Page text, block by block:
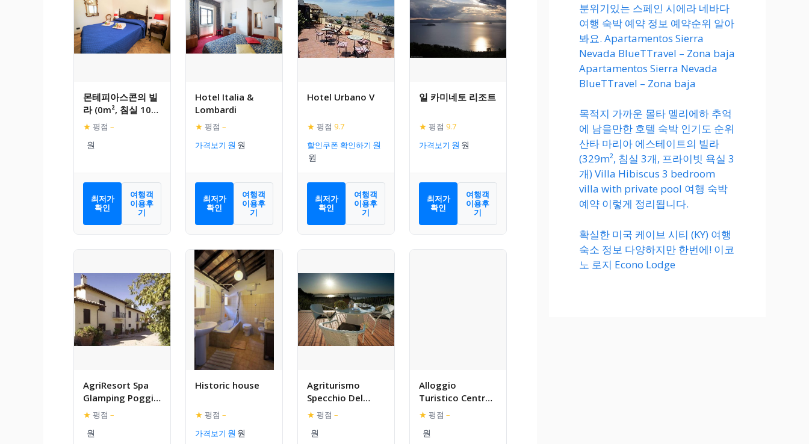
몬테피아스콘의 빌
라 (0m², 침실 10
개, 프라이빗 욕실 6
개)
★ 평점 –
최저가
확인
여행객
이용후
기
Hotel Italia &
Lombardi
★ 평점 –
가격보기
최저가
확인
여행객
이용후
기
Hotel Urbano V
★ 평점 9.7
할인쿠폰 확인하기
최저가
확인
여행객
이용후
기
일 카미네토 리조트
★ 평점 9.7
가격보기
최저가
확인
여행객
이용후
기
AgriResort Spa
Glamping Poggio
Di Montedoro
★ 평점 –
Historic house
★ 평점 –
가격보기
Agriturismo
Specchio Del
Lago
★ 평점 –
Alloggio
Turistico Centro
Storico
Malatesta
★ 평점 –
분위기있는 스페인 시에라 네바다
여행 숙박 예약 정보 예약순위 알아
봐요. Apartamentos Sierra
Nevada BlueTTravel – Zona baja
Apartamentos Sierra Nevada
BlueTTravel – Zona baja
목적지 가까운 몰타 멜리에하 추억
에 남을만한 호텔 숙박 인기도 순위
산타 마리아 에스테이트의 빌라
(329m², 침실 3개, 프라이빗 욕실 3
개) Villa Hibiscus 3 bedroom
villa with private pool 여행 숙박
예약 이렇게 정리됩니다.
확실한 미국 케이브 시티 (KY) 여행
숙소 정보 다양하지만 한번에! 이코
노 로지 Econo Lodge